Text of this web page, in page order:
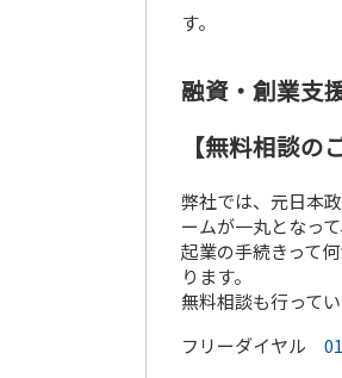
す。
融資・創業支
【無料相談の
弊社では、元日本
ームが一丸となっ
起業の手続きって
ります。
無料相談も行って
フリーダイヤル